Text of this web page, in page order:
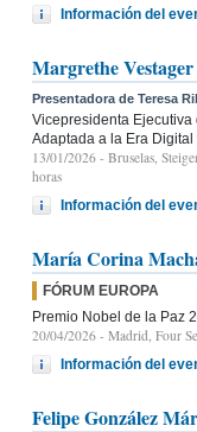
Información del
Margrethe Vestager
Presentadora de Teresa
Vicepresidenta
Adaptada a la Era
13/01/2026 - Bruselas,
horas
Información del
María Corina
FÓRUM EUROPA
Premio Nobel de la Paz
20/04/2026 - Madrid, Four
Información del
Felipe González